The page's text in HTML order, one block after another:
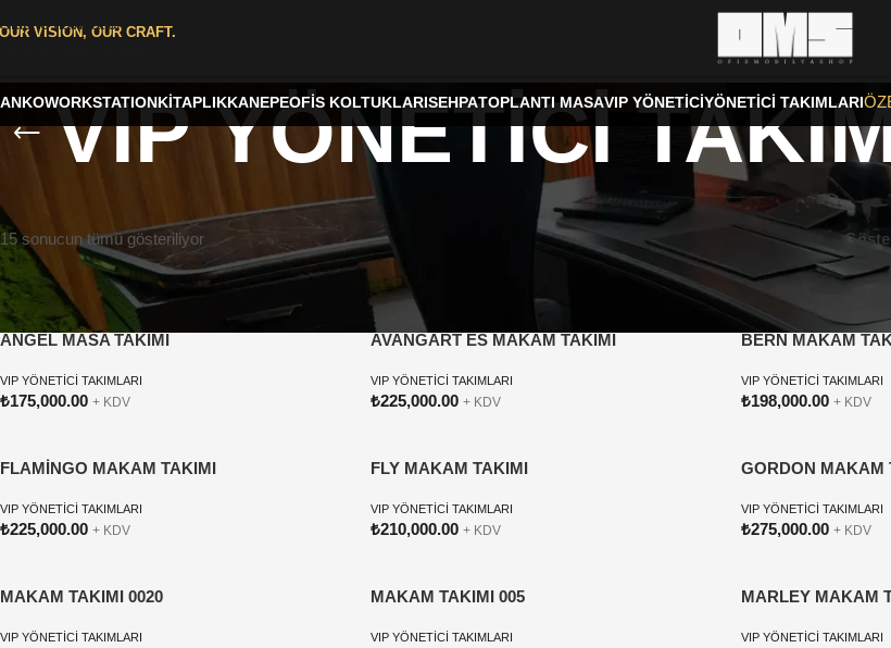
Skip to navigation
VISION, OUR CRAFT.
WORKSTATIONKİTAPLIKKANEPEOFİS KOLTUKLARISEHPATOPLANTI MASAVIP YÖNETİCİYÖNETİCİ TAKIMLARI
VIP YÖNETİCİ
15 sonucun tümü gösteriliyor
ANGEL MASA TAKIMI
VIP YÖNETİCİ TAKIMLARI
₺175,000.00 + KDV
AVANGART ES MAKAM TAKIMI
VIP YÖNETİCİ TAKIMLARI
₺225,000.00 + KDV
BERN MAKAM
VIP YÖNETİCİ TAKIMLARI
₺198,000.00 + KDV
FLAMİNGO MAKAM TAKIMI
VIP YÖNETİCİ TAKIMLARI
₺225,000.00 + KDV
FLY MAKAM TAKIMI
VIP YÖNETİCİ TAKIMLARI
₺210,000.00 + KDV
GORDON MAKAM
VIP YÖNETİCİ TAKIMLARI
₺275,000.00 + KDV
MAKAM TAKIMI 0020
VIP YÖNETİCİ TAKIMLARI
MAKAM TAKIMI 005
VIP YÖNETİCİ TAKIMLARI
MARLEY MAKAM
VIP YÖNETİCİ TAKIMLARI